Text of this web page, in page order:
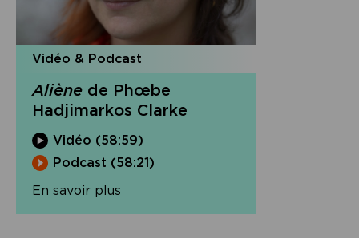
Vidéo & Podcast
Aliène de Phœbe
Hadjimarkos Clarke
Vidéo (58:59)
Podcast (58:21)
En savoir plus